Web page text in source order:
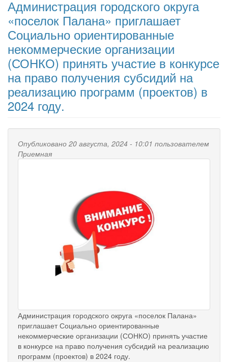
Администрация городского округа
«поселок Палана» приглашает
Социально ориентированные
некоммерческие организации
(СОНКО) принять участие в конкурсе
на право получения субсидий на
реализацию программ (проектов) в
2024 году.
Опубликовано 20 августа, 2024 - 10:01 пользователем
Приемная
Администрация городского округа «поселок Палана»
приглашает Социально ориентированные
некоммерческие организации (СОНКО) принять участие
в конкурсе на право получения субсидий на реализацию
программ (проектов) в 2024 году.